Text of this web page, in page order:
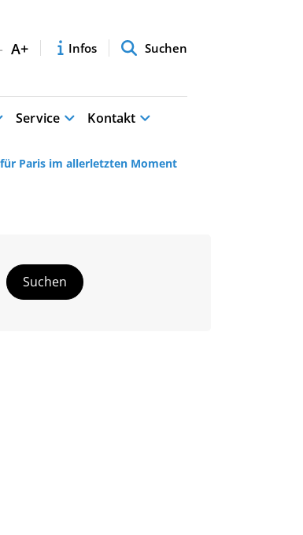
A+ Infos Suchen
Service Kontakt
Paris im allerletzten Moment